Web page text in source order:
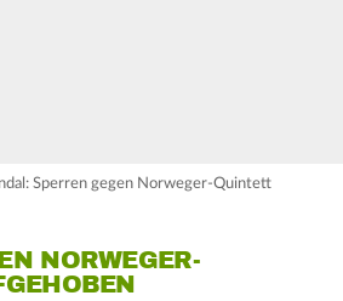
Sperren gegen Norweger-Quintett
NORWEGER-